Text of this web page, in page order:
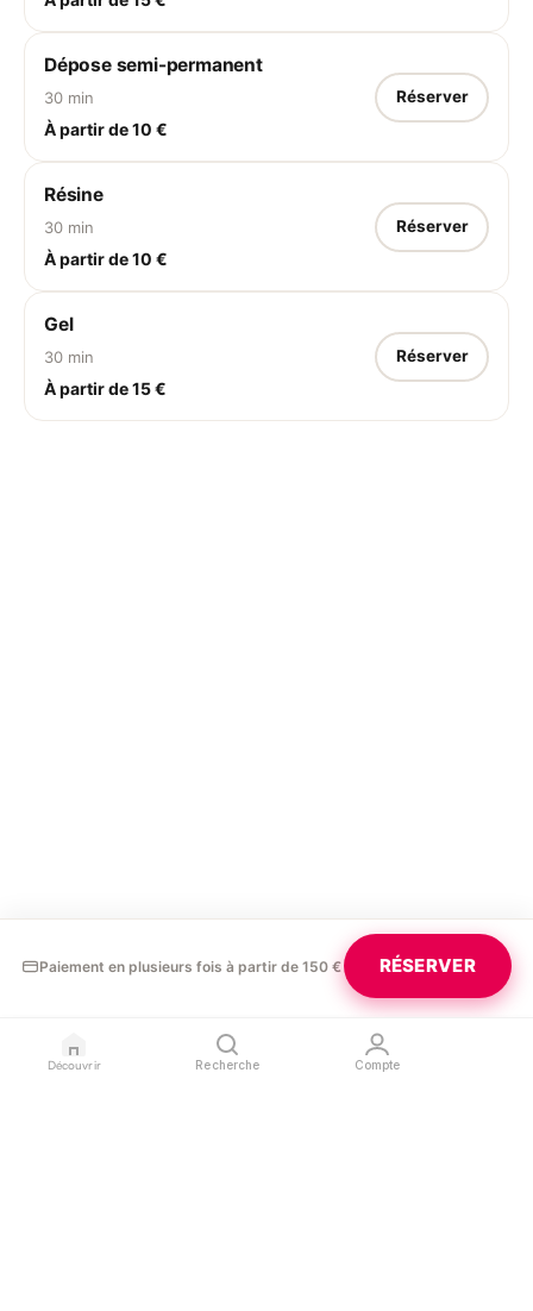
Découvrir Recherche Compte
Dépose semi-permanent
30 min
À partir de 10 €
Réserver
Résine
30 min
À partir de 10 €
Réserver
Gel
30 min
À partir de 15 €
Réserver
Paiement en plusieurs fois à partir de 150 € RÉSERVER